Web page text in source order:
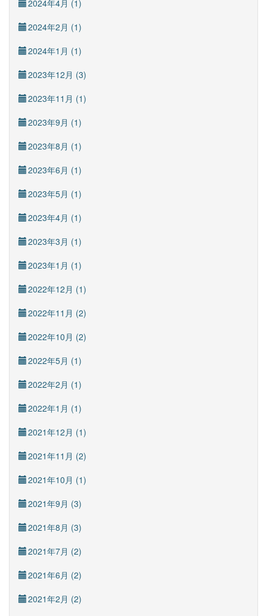
2024年4月 (1)
2024年2月 (1)
2024年1月 (1)
2023年12月 (3)
2023年11月 (1)
2023年9月 (1)
2023年8月 (1)
2023年6月 (1)
2023年5月 (1)
2023年4月 (1)
2023年3月 (1)
2023年1月 (1)
2022年12月 (1)
2022年11月 (2)
2022年10月 (2)
2022年5月 (1)
2022年2月 (1)
2022年1月 (1)
2021年12月 (1)
2021年11月 (2)
2021年10月 (1)
2021年9月 (3)
2021年8月 (3)
2021年7月 (2)
2021年6月 (2)
2021年2月 (2)